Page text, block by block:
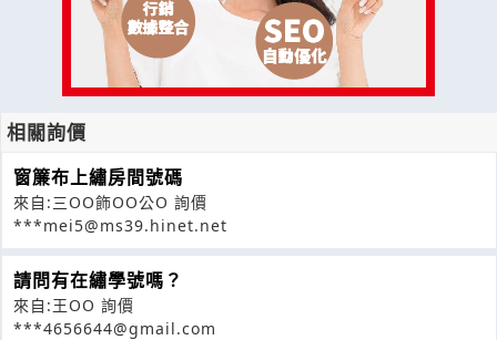
相關詢價
窗簾布上繡房間號碼
來自:三OO飾OO公O 詢價
***mei5@ms39.hinet.net
請問有在繡學號嗎？
來自:王OO 詢價
***4656644@gmail.com